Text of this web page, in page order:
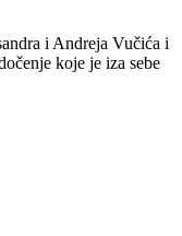
i Andreja Vučića i
koje je iza sebe